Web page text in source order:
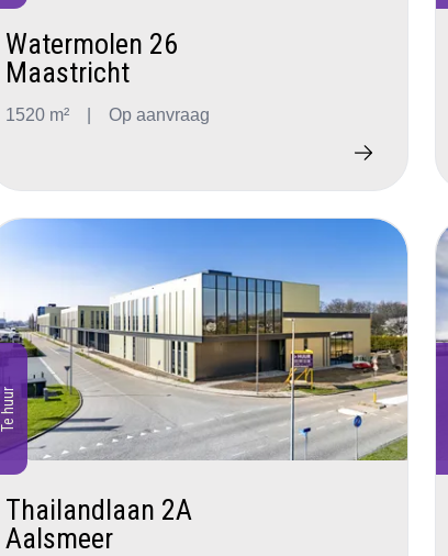
Watermolen 26
Maastricht
1520 m² Op aanvraag
Te huur
Thailandlaan 2A
Aalsmeer